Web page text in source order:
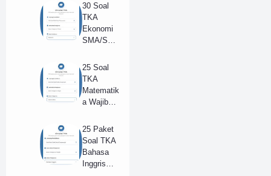
30 Soal
TKA
Ekonomi
SMA/SM
2025 dan
Kunci
Jawaban
(B)
25 Soal
TKA
Matematik
a Wajib
Tahun
2025 +
Kunci
Jawaban
Lengkap
25 Paket
Soal TKA
Bahasa
Inggris